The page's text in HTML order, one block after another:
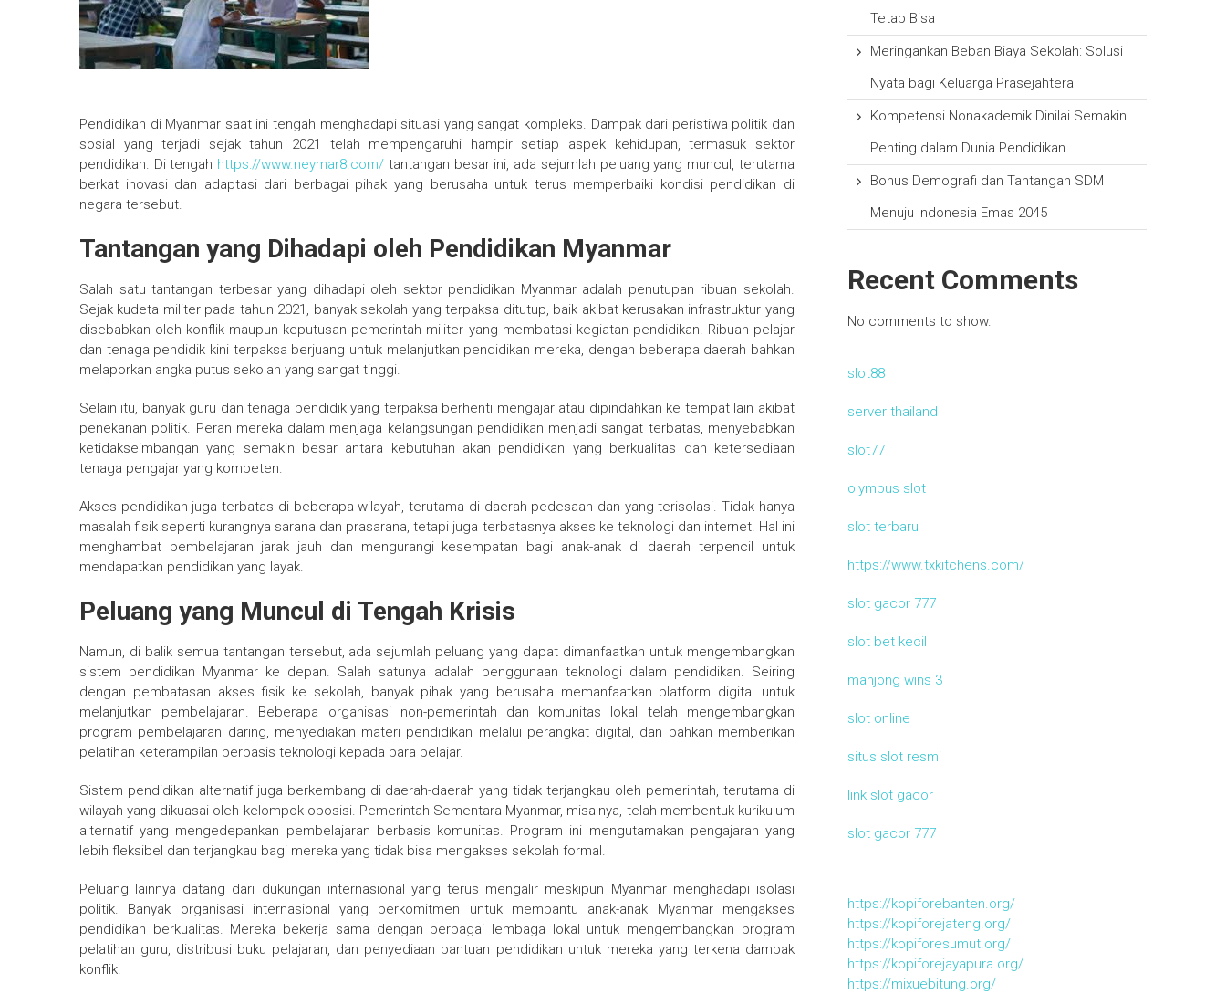
Pendidikan di Myanmar saat ini tengah menghadapi situasi yang sangat kompleks. Dampak dari peristiwa politik dan
sosial yang terjadi sejak tahun 2021 telah mempengaruhi hampir setiap aspek kehidupan, termasuk sektor
pendidikan. Di tengah https://www.neymar8.com/ tantangan besar ini, ada sejumlah peluang yang muncul, terutama
berkat inovasi dan adaptasi dari berbagai pihak yang berusaha untuk terus memperbaiki kondisi pendidikan di
negara tersebut.
Tantangan yang Dihadapi oleh Pendidikan Myanmar
Salah satu tantangan terbesar yang dihadapi oleh sektor pendidikan Myanmar adalah penutupan ribuan sekolah.
Sejak kudeta militer pada tahun 2021, banyak sekolah yang terpaksa ditutup, baik akibat kerusakan infrastruktur yang
disebabkan oleh konflik maupun keputusan pemerintah militer yang membatasi kegiatan pendidikan. Ribuan pelajar
dan tenaga pendidik kini terpaksa berjuang untuk melanjutkan pendidikan mereka, dengan beberapa daerah bahkan
melaporkan angka putus sekolah yang sangat tinggi.
Selain itu, banyak guru dan tenaga pendidik yang terpaksa berhenti mengajar atau dipindahkan ke tempat lain akibat
penekanan politik. Peran mereka dalam menjaga kelangsungan pendidikan menjadi sangat terbatas, menyebabkan
ketidakseimbangan yang semakin besar antara kebutuhan akan pendidikan yang berkualitas dan ketersediaan
tenaga pengajar yang kompeten.
Akses pendidikan juga terbatas di beberapa wilayah, terutama di daerah pedesaan dan yang terisolasi. Tidak hanya
masalah fisik seperti kurangnya sarana dan prasarana, tetapi juga terbatasnya akses ke teknologi dan internet. Hal ini
menghambat pembelajaran jarak jauh dan mengurangi kesempatan bagi anak-anak di daerah terpencil untuk
mendapatkan pendidikan yang layak.
Peluang yang Muncul di Tengah Krisis
Namun, di balik semua tantangan tersebut, ada sejumlah peluang yang dapat dimanfaatkan untuk mengembangkan
sistem pendidikan Myanmar ke depan. Salah satunya adalah penggunaan teknologi dalam pendidikan. Seiring
dengan pembatasan akses fisik ke sekolah, banyak pihak yang berusaha memanfaatkan platform digital untuk
melanjutkan pembelajaran. Beberapa organisasi non-pemerintah dan komunitas lokal telah mengembangkan
program pembelajaran daring, menyediakan materi pendidikan melalui perangkat digital, dan bahkan memberikan
pelatihan keterampilan berbasis teknologi kepada para pelajar.
Sistem pendidikan alternatif juga berkembang di daerah-daerah yang tidak terjangkau oleh pemerintah, terutama di
wilayah yang dikuasai oleh kelompok oposisi. Pemerintah Sementara Myanmar, misalnya, telah membentuk kurikulum
alternatif yang mengedepankan pembelajaran berbasis komunitas. Program ini mengutamakan pengajaran yang
lebih fleksibel dan terjangkau bagi mereka yang tidak bisa mengakses sekolah formal.
Peluang lainnya datang dari dukungan internasional yang terus mengalir meskipun Myanmar menghadapi isolasi
politik. Banyak organisasi internasional yang berkomitmen untuk membantu anak-anak Myanmar mengakses
pendidikan berkualitas. Mereka bekerja sama dengan berbagai lembaga lokal untuk mengembangkan program
pelatihan guru, distribusi buku pelajaran, dan penyediaan bantuan pendidikan untuk mereka yang terkena dampak
konflik.
Tetap Bisa
Meringankan Beban Biaya Sekolah: Solusi
Nyata bagi Keluarga Prasejahtera
Kompetensi Nonakademik Dinilai Semakin
Penting dalam Dunia Pendidikan
Bonus Demografi dan Tantangan SDM
Menuju Indonesia Emas 2045
Recent Comments
No comments to show.
slot88
server thailand
slot77
olympus slot
slot terbaru
https://www.txkitchens.com/
slot gacor 777
slot bet kecil
mahjong wins 3
slot online
situs slot resmi
link slot gacor
slot gacor 777
https://kopiforebanten.org/
https://kopiforejateng.org/
https://kopiforesumut.org/
https://kopiforejayapura.org/
https://mixuebitung.org/